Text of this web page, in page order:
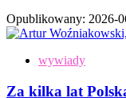
Opublikowany: 2026-
wywiady
Za kilka lat